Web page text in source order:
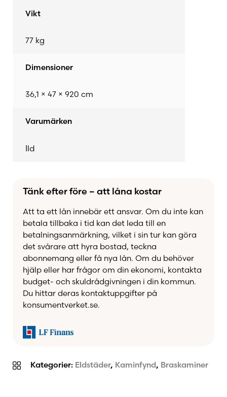
stilrenare uttryck.
Ild 7 Eco – en liten kamin med stor effekt!
Kategorier: Eldstäder, Kaminfynd, Braskaminer
Vikt
77 kg
Dimensioner
36,1 × 47 × 920 cm
Varumärken
Ild
Tänk efter före – att låna kostar
Att ta ett lån innebär ett ansvar. Om du inte kan
betala tillbaka i tid kan det leda till en
betalningsanmärkning, vilket i sin tur kan göra
det svårare att hyra bostad, teckna
abonnemang eller få nya lån. Om du behöver
hjälp eller har frågor om din ekonomi, kontakta
budget- och skuldrådgivningen i din kommun.
Du hittar deras kontaktuppgifter på
konsumentverket.se.